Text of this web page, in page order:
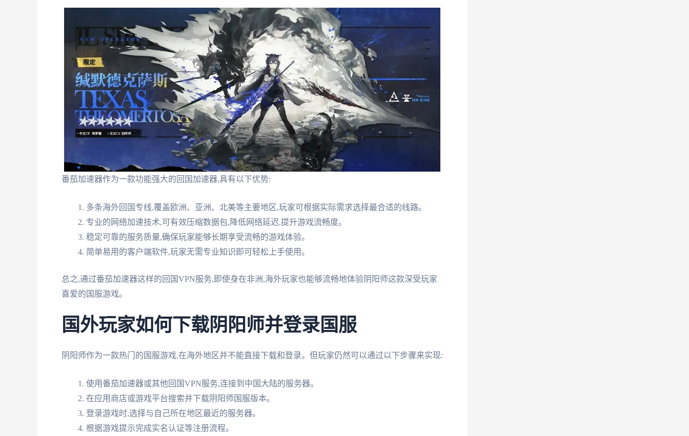
番茄加速器作为一款功能强大的回国加速器,具有以下优势:
多条海外回国专线,覆盖欧洲、亚洲、北美等主要地区,玩家可根据实际需求选择最合适的线路。
专业的网络加速技术,可有效压缩数据包,降低网络延迟,提升游戏流畅度。
稳定可靠的服务质量,确保玩家能够长期享受流畅的游戏体验。
简单易用的客户端软件,玩家无需专业知识即可轻松上手使用。
总之,通过番茄加速器这样的回国VPN服务,即使身在非洲,海外玩家也能够流畅地体验阴阳师这款深受玩家
喜爱的国服游戏。
国外玩家如何下载阴阳师并登录国服
阴阳师作为一款热门的国服游戏,在海外地区并不能直接下载和登录。但玩家仍然可以通过以下步骤来实现:
使用番茄加速器或其他回国VPN服务,连接到中国大陆的服务器。
在应用商店或游戏平台搜索并下载阴阳师国服版本。
登录游戏时,选择与自己所在地区最近的服务器。
根据游戏提示完成实名认证等注册流程。